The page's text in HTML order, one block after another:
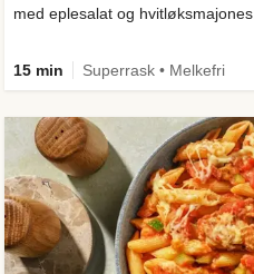
med eplesalat og hvitløksmajones
15 min Superrask • Melkefri